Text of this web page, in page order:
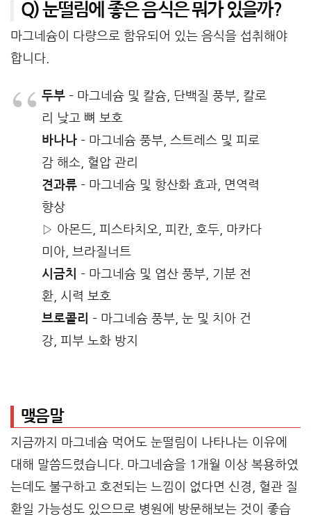
Q) 눈떨림에 좋은 음식은 뭐가 있을까?
마그네슘이 다량으로 함유되어 있는 음식을 섭취해야
합니다.
두부 – 마그네슘 및 칼슘, 단백질 풍부, 칼로
리 낮고 뼈 보호
바나나 – 마그네슘 풍부, 스트레스 및 피로
감 해소, 혈압 관리
견과류 – 마그네슘 및 항산화 효과, 면역력
향상
▷ 아몬드, 피스타치오, 피칸, 호두, 마카다
미아, 브라질너트
시금치
– 마그네슘 및 엽산 풍부, 기분 전
환, 시력 보호
브로콜리
– 마그네슘 풍부, 눈 및 치아 건
강, 피부 노화 방지
맺음말
지금까지 마그네슘 먹어도 눈떨림이 나타나는 이유에
대해 말씀드렸습니다. 마그네슘을 1개월 이상 복용하였
는데도 불구하고 호전되는 느낌이 없다면 신경, 혈관 질
환일 가능성도 있으므로 병원에 방문해보는 것이 좋습